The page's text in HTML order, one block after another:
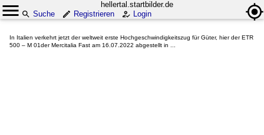
hellertal.startbilder.de
Suche
Registrieren Login
In Italien verkehrt jetzt der weltweit erste Hochgeschwindigkeitszug für Güter, hier der ETR
500 – M 01der Mercitalia Fast am 16.07.2022 abgestellt in ...